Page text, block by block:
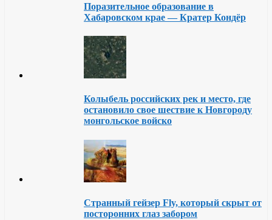
Поразительное образование в
Хабаровском крае — Кратер Кондёр
Колыбель российских рек и место, где
остановило свое шествие к Новгороду
монгольское войско
Странный гейзер Fly, который скрыт от
посторонних глаз забором